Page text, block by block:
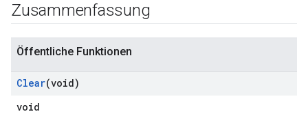
Zusammenfassung
Öffentliche Funktionen
Clear(void)
void